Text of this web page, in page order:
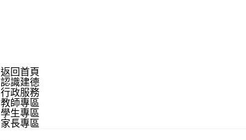
返回首頁
認識建德
行政服務
教師專區
學生專區
家長專區